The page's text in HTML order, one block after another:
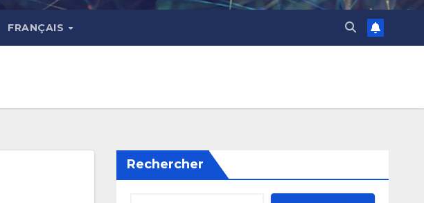
FRANÇAIS
Rechercher